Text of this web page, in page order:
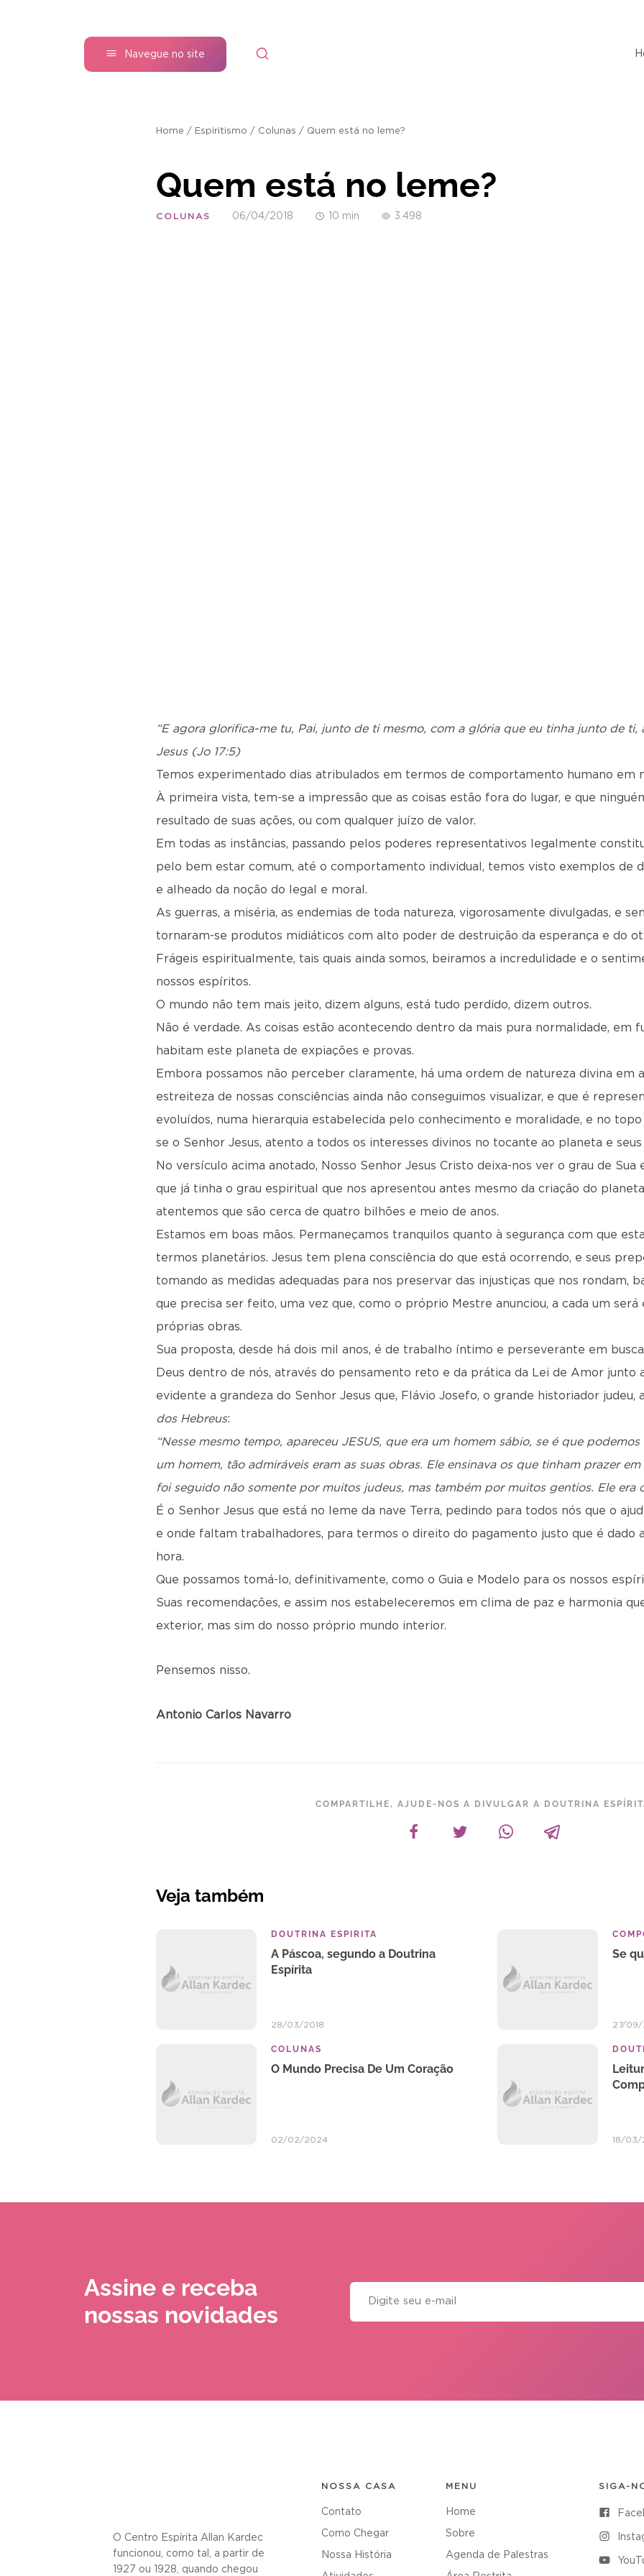
Navegue no site
Home / Espiritismo / Colunas / Quem está no leme?
Quem está no leme?
COLUNAS 06/04/2018 10 min 3.498
“E agora glorifica-me tu, Pai, junto de ti mesmo, com a glória que eu tinha junto de ti,
Jesus (Jo 17:5)
Temos experimentado dias atribulados em termos de comportamento humano em
À primeira vista, tem-se a impressão que as coisas estão fora do lugar, e que
resultado de suas ações, ou com qualquer juízo de valor.
Em todas as instâncias, passando pelos poderes representativos legalmente
pelo bem estar comum, até o comportamento individual, temos visto exemplos de
e alheado da noção do legal e moral.
As guerras, a miséria, as endemias de toda natureza, vigorosamente divulgadas, e
tornaram-se produtos midiáticos com alto poder de destruição da esperança e do
Frágeis espiritualmente, tais quais ainda somos, beiramos a incredulidade e o
nossos espíritos.
O mundo não tem mais jeito, dizem alguns, está tudo perdido, dizem outros.
Não é verdade. As coisas estão acontecendo dentro da mais pura normalidade, em
habitam este planeta de expiações e provas.
Embora possamos não perceber claramente, há uma ordem de natureza divina em
estreiteza de nossas consciências ainda não conseguimos visualizar, e que é
evoluídos, numa hierarquia estabelecida pelo conhecimento e moralidade, e no
se o Senhor Jesus, atento a todos os interesses divinos no tocante ao planeta e
No versículo acima anotado, Nosso Senhor Jesus Cristo deixa-nos ver o grau de
que já tinha o grau espiritual que nos apresentou antes mesmo da criação do
atentemos que são cerca de quatro bilhões e meio de anos.
Estamos em boas mãos. Permaneçamos tranquilos quanto à segurança com que
termos planetários. Jesus tem plena consciência do que está ocorrendo, e seus
tomando as medidas adequadas para nos preservar das injustiças que nos rondam,
que precisa ser feito, uma vez que, como o próprio Mestre anunciou, a cada um será
próprias obras.
Sua proposta, desde há dois mil anos, é de trabalho íntimo e perseverante em
Deus dentro de nós, através do pensamento reto e da prática da Lei de Amor junto
evidente a grandeza do Senhor Jesus que, Flávio Josefo, o grande historiador judeu,
dos Hebreus:
“Nesse mesmo tempo, apareceu JESUS, que era um homem sábio, se é que
um homem, tão admiráveis eram as suas obras. Ele ensinava os que tinham prazer
foi seguido não somente por muitos judeus, mas também por muitos gentios. Ele era o
É o Senhor Jesus que está no leme da nave Terra, pedindo para todos nós que o
e onde faltam trabalhadores, para termos o direito do pagamento justo que é dado
hora.
Que possamos tomá-lo, definitivamente, como o Guia e Modelo para os nossos
Suas recomendações, e assim nos estabeleceremos em clima de paz e harmonia
exterior, mas sim do nosso próprio mundo interior.
Pensemos nisso.
Antonio Carlos Navarro
COMPARTILHE, AJUDE-NOS A DIVULGAR A DOUTRINA
Veja também
DOUTRINA ESPIRITA
A Páscoa, segundo a Doutrina
Espírita
28/03/2018
Se
27/09/
COLUNAS
O Mundo Precisa De Um Coração
02/02/2024 18/03/
Assine e receba
nossas novidades
O Centro Espírita Allan Kardec
funcionou, como tal, a partir de
1927 ou 1928, quando chegou
NOSSA CASA
Contato
Como Chegar
Nossa História
MENU
Home
Sobre
Agenda de Palestras
SIGA-